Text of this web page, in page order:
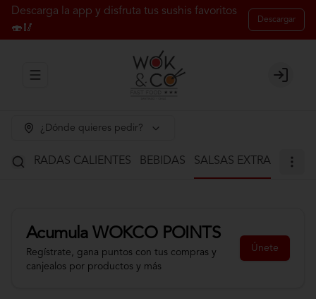
Descarga la app y disfruta tus sushis favoritos
🍣🥢
Descargar
Abrir menu de navegación Login
¿Dónde quieres pedir?
ENTRADAS CALIENTES BEBIDAS SALSAS EXTRA
Acumula WOKCO POINTS
Regístrate, gana puntos con tus compras y
canjealos por productos y más
Únete